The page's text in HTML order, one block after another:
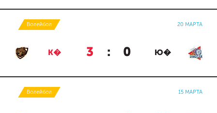
Волейбол 20 МАРТА
К� 3 : 0 Ю�
Волейбол 15 МАРТА